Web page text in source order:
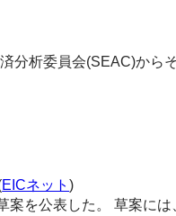
析委員会(SEAC)から
EICネット)
を公表した。 草案には